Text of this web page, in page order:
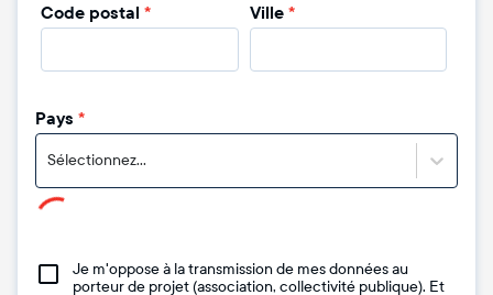
Code postal * Ville *
Pays *
Sélectionnez...
Je m'oppose à la transmission de mes données au
porteur de projet (association, collectivité publique). Et